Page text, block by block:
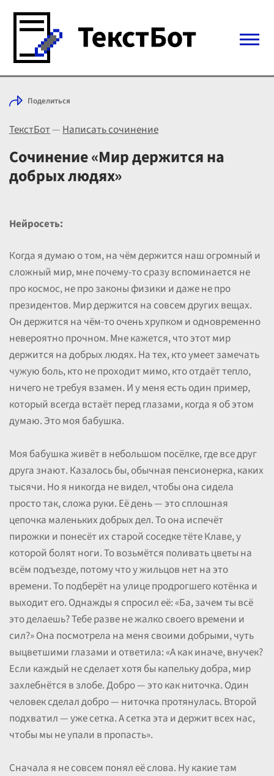
Войти с Telegram
Выбрать режим
Цены
Поделиться
ТекстБот—Написать сочинение
Сочинение «Мир держится на
добрых людях»
Нейросеть:
Когда я думаю о том, на чём держится наш огромный и
сложный мир, мне почему-то сразу вспоминается не
про космос, не про законы физики и даже не про
президентов. Мир держится на совсем других вещах.
Он держится на чём-то очень хрупком и одновременно
невероятно прочном. Мне кажется, что этот мир
держится на добрых людях. На тех, кто умеет замечать
чужую боль, кто не проходит мимо, кто отдаёт тепло,
ничего не требуя взамен. И у меня есть один пример,
который всегда встаёт перед глазами, когда я об этом
думаю. Это моя бабушка.
Моя бабушка живёт в небольшом посёлке, где все друг
друга знают. Казалось бы, обычная пенсионерка, каких
тысячи. Но я никогда не видел, чтобы она сидела
просто так, сложа руки. Её день — это сплошная
цепочка маленьких добрых дел. То она испечёт
пирожки и понесёт их старой соседке тёте Клаве, у
которой болят ноги. То возьмётся поливать цветы на
всём подъезде, потому что у жильцов нет на это
времени. То подберёт на улице продрогшего котёнка и
выходит его. Однажды я спросил её: «Ба, зачем ты всё
это делаешь? Тебе разве не жалко своего времени и
сил?» Она посмотрела на меня своими добрыми, чуть
выцветшими глазами и ответила: «А как иначе, внучек?
Если каждый не сделает хотя бы капельку добра, мир
захлебнётся в злобе. Добро — это как ниточка. Один
человек сделал добро — ниточка протянулась. Второй
подхватил — уже сетка. А сетка эта и держит всех нас,
чтобы мы не упали в пропасть».
Сначала я не совсем понял её слова. Ну какие там